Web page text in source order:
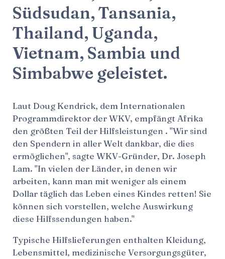
Südsudan, Tansania,
Thailand, Uganda,
Vietnam, Sambia und
Simbabwe geleistet.
Laut Doug Kendrick, dem Internationalen
Programmdirektor der WKV, empfängt Afrika
den größten Teil der Hilfsleistungen . "Wir sind
den Spendern in aller Welt dankbar, die dies
ermöglichen", sagte WKV-Gründer, Dr. Joseph
Lam. "In vielen der Länder, in denen wir
arbeiten, kann man mit weniger als einem
Dollar täglich das Leben eines Kindes retten! Sie
können sich vorstellen, welche Auswirkung
diese Hilfssendungen haben."
Typische Hilfslieferungen enthalten Kleidung,
Lebensmittel, medizinische Versorgungsgüter,